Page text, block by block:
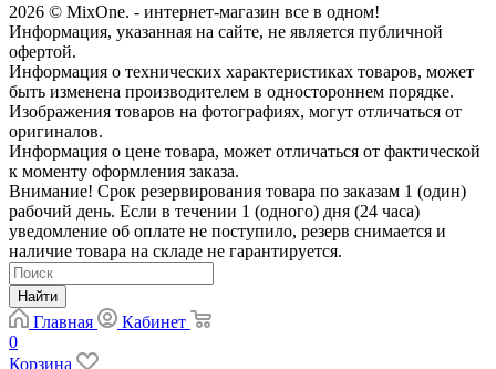
2026 © MixOne. - интернет-магазин все в одном!
Информация, указанная на сайте, не является публичной
офертой.
Информация о технических характеристиках товаров, может
быть изменена производителем в одностороннем порядке.
Изображения товаров на фотографиях, могут отличаться от
оригиналов.
Информация о цене товара, может отличаться от фактической
к моменту оформления заказа.
Внимание! Срок резервирования товара по заказам 1 (один)
рабочий день. Если в течении 1 (одного) дня (24 часа)
уведомление об оплате не поступило, резерв снимается и
наличие товара на складе не гарантируется.
Найти
Главная
Кабинет
0
Корзина